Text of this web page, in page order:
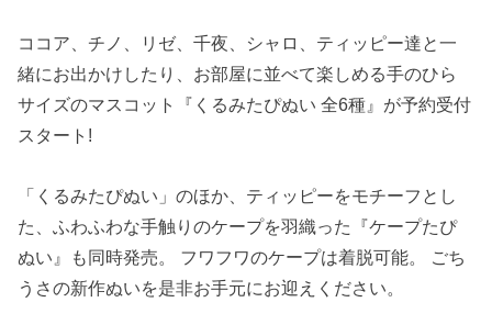
ココア、チノ、リゼ、千夜、シャロ、ティッピー達と一
緒にお出かけしたり、お部屋に並べて楽しめる手のひら
サイズのマスコット『くるみたぴぬい 全6種』が予約受付
スタート!
「くるみたぴぬい」のほか、ティッピーをモチーフとし
た、ふわふわな手触りのケープを羽織った『ケープたぴ
ぬい』も同時発売。 フワフワのケープは着脱可能。 ごち
うさの新作ぬいを是非お手元にお迎えください。